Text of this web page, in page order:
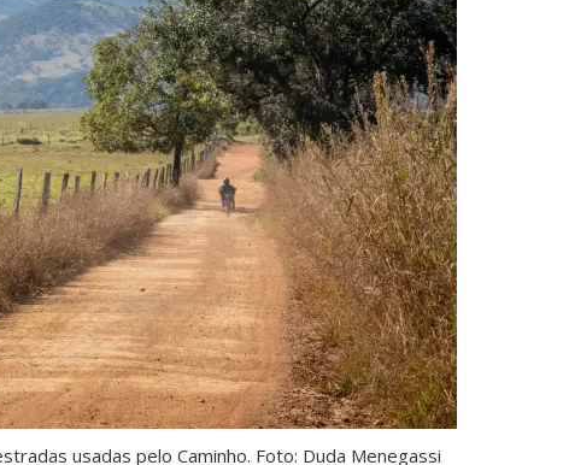
usadas pelo Caminho. Foto: Duda Menegassi